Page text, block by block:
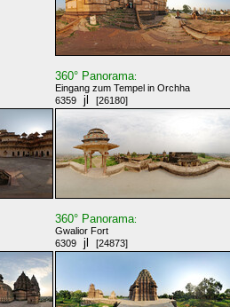
360° Panorama:
Eingang zum Tempel in Orchha
6359
jl [26180]
360° Panorama:
Gwalior Fort
6309
jl [24873]